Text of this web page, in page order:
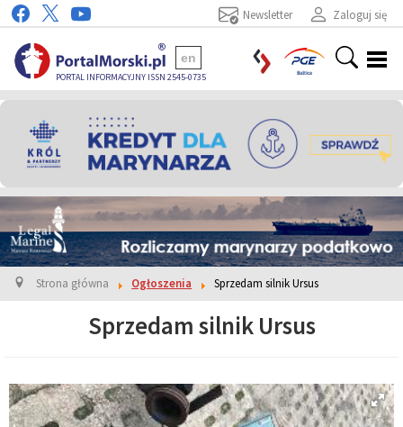
Zaloguj się
Newsletter
PORTAL INFORMACYJNY ISSN 2545-0735
en
Strona główna Ogłoszenia Sprzedam silnik Ursus
Sprzedam silnik Ursus